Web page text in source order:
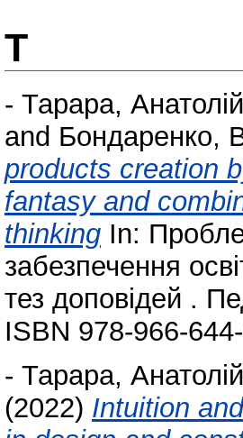
Т
- Тарара,
and Бондаренко,
products creation
fantasy and
thinking In:
забезпечення
тез доповідей .
ISBN 978-966-
- Тарара,
(2022) Intuition